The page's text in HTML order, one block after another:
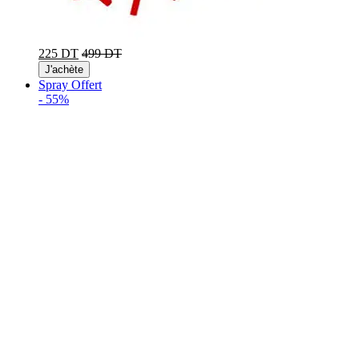
225 DT 499 DT
J'achète
Spray Offert
- 55%